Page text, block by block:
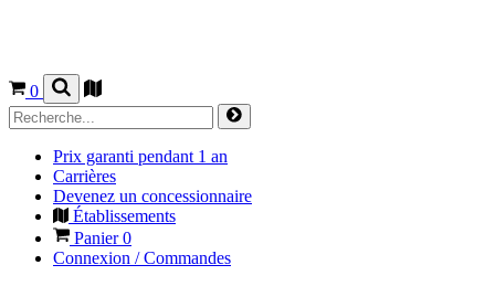
0
Prix garanti pendant 1 an
Carrières
Devenez un concessionnaire
Établissements
Panier0
Connexion / Commandes